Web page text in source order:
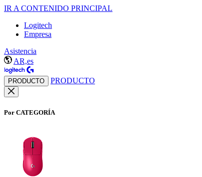
IR A CONTENIDO PRINCIPAL
Logitech
Empresa
Asistencia
AR,es
PRODUCTO PRODUCTO
Por CATEGORÍA